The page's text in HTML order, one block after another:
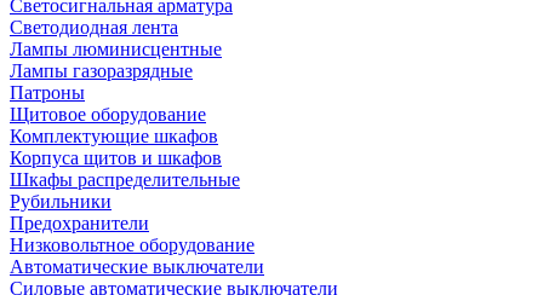
Светосигнальная арматура
Светодиодная лента
Лампы люминисцентные
Лампы газоразрядные
Патроны
Щитовое оборудование
Комплектующие шкафов
Корпуса щитов и шкафов
Шкафы распределительные
Рубильники
Предохранители
Низковольтное оборудование
Автоматические выключатели
Силовые автоматические выключатели